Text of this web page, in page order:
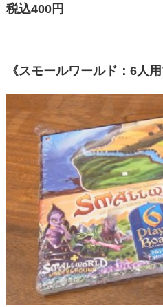
税込400円
《スモールワールド：6人用